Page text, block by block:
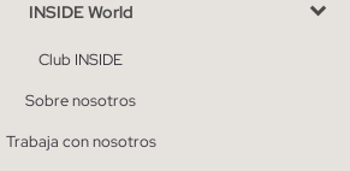
INSIDE World
Club INSIDE
Sobre nosotros
Trabaja con nosotros